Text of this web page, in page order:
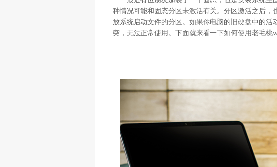
种情况可能和固态分区未激活有关。分区激活之后，
放系统启动文件的分区。如果你电脑的旧硬盘中的活
突，无法正常使用。下面就来看一下如何使用老毛桃